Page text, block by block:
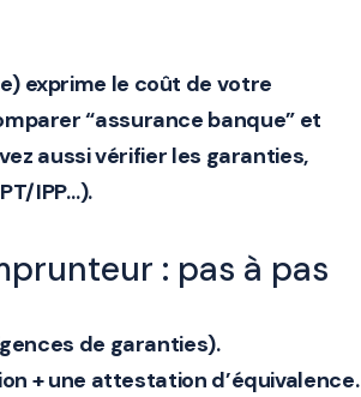
exprime le coût de votre
“assurance banque” et
aussi vérifier les garanties,
IPP…).
: pas à pas
de garanties).
+ une attestation d’équivalence.